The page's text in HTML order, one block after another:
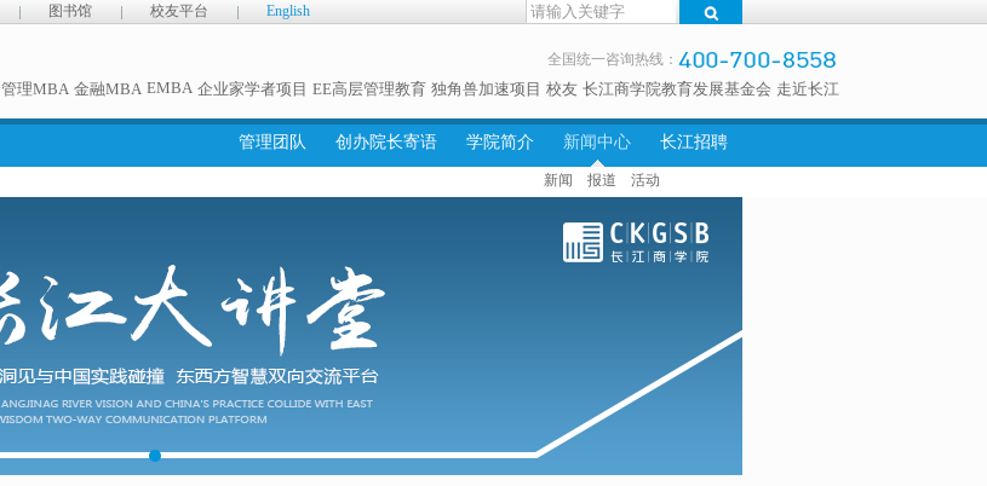
图书馆 校友平台 English
全国统一咨询热线：
理MBA 金融MBA EMBA 企业家学者项目 EE高层管理教育 独角兽加速项目 校友 长江商学院教育发展基金会 走近长江
管理团队 创办院长寄语 学院简介 新闻中心
新闻 报道 活动
长江招聘